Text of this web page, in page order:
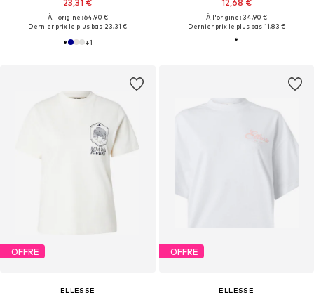
23,31 €
À l'origine : 64,90 €
Dernier prix le plus bas :23,31 €
+1
12,68 €
À l'origine : 34,90 €
Dernier prix le plus bas :11,83 €
OFFRE
ELLESSE
OFFRE
ELLESSE